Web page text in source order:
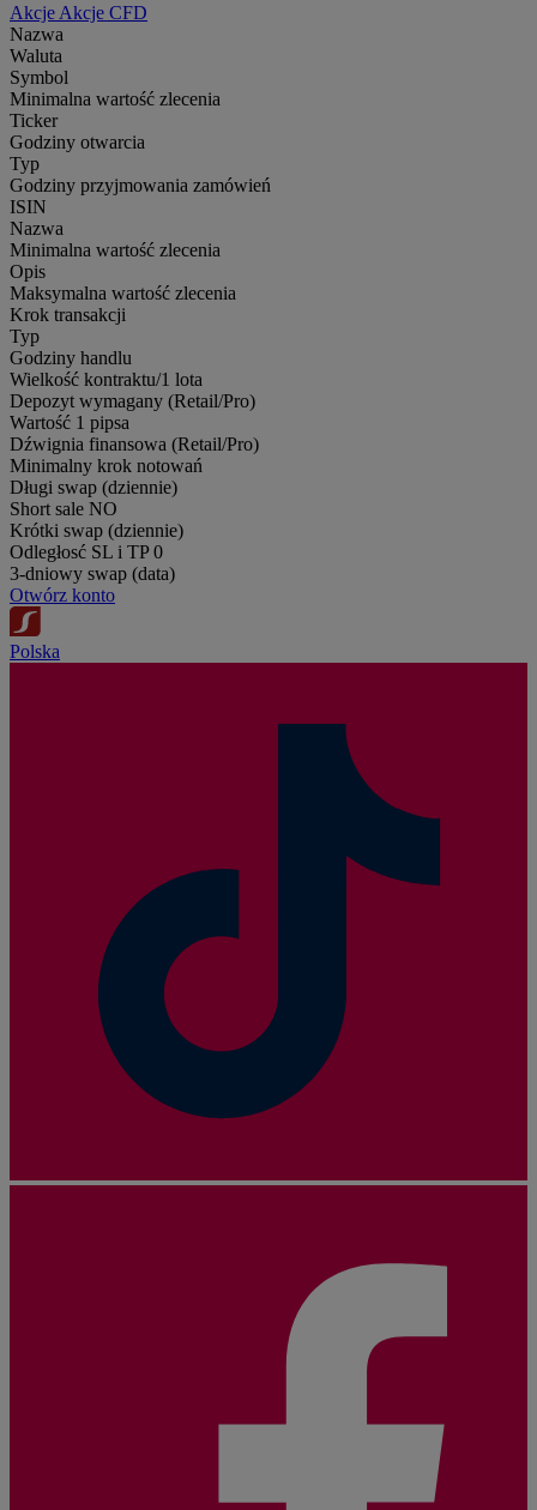
Akcje Akcje CFD
Nazwa
Waluta
Symbol
Minimalna wartość zlecenia
Ticker
Godziny otwarcia
Typ
Godziny przyjmowania zamówień
ISIN
Nazwa
Minimalna wartość zlecenia
Opis
Maksymalna wartość zlecenia
Krok transakcji
Typ
Godziny handlu
Wielkość kontraktu/1 lota
Depozyt wymagany (Retail/Pro)
Wartość 1 pipsa
Dźwignia finansowa (Retail/Pro)
Minimalny krok notowań
Długi swap (dziennie)
Short sale NO
Krótki swap (dziennie)
Odległosć SL i TP 0
3-dniowy swap (data)
Otwórz konto
Polska